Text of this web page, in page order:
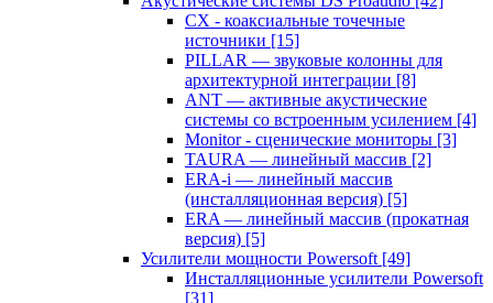
CX - коаксиальные точечные
источники [15]
PILLAR — звуковые колонны для
архитектурной интеграции [8]
ANT — активные акустические
системы со встроенным усилением [4]
Monitor - сценические мониторы [3]
TAURA — линейный массив [2]
ERA-i — линейный массив
(инсталляционная версия) [5]
ERA — линейный массив (прокатная
версия) [5]
Усилители мощности Powersoft [49]
Инсталляционные усилители Powersoft
[31]